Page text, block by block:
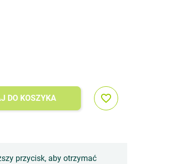
DO KOSZYKA favorite_border
przycisk, aby otrzymać